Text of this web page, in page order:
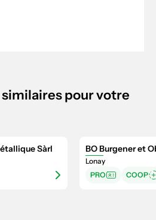
pour votre
Sàrl BO Burgener et
Lonay
PRO
COOP